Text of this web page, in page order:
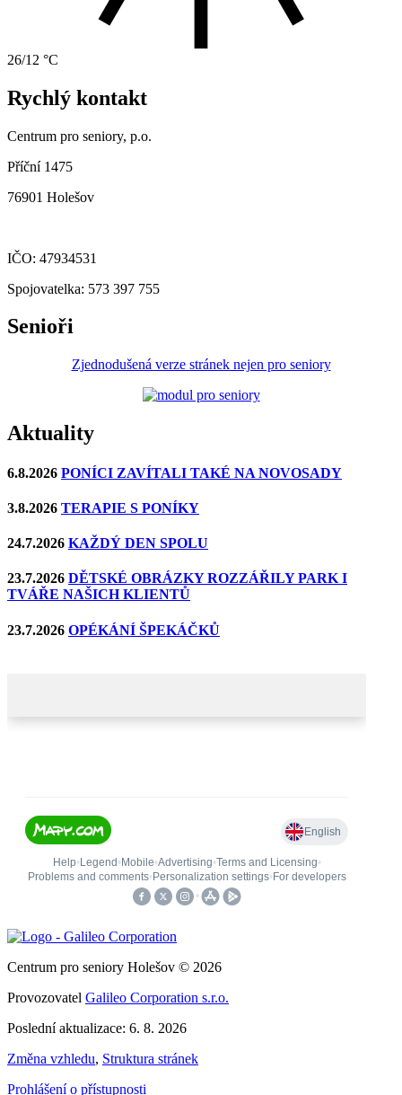
26/12 °C
Rychlý kontakt
Centrum pro seniory, p.o.
Příční 1475
76901 Holešov
IČO: 47934531
Spojovatelka: 573 397 755
Senioři
Zjednodušená verze stránek nejen pro seniory
Aktuality
6.8.2026 PONÍCI ZAVÍTALI TAKÉ NA NOVOSADY
3.8.2026 TERAPIE S PONÍKY
24.7.2026 KAŽDÝ DEN SPOLU
23.7.2026 DĚTSKÉ OBRÁZKY ROZZÁŘILY PARK I
TVÁŘE NAŠICH KLIENTŮ
23.7.2026 OPÉKÁNÍ ŠPEKÁČKŮ
Centrum pro seniory Holešov © 2026
Provozovatel Galileo Corporation s.r.o.
Poslední aktualizace: 6. 8. 2026
Změna vzhledu, Struktura stránek
Prohlášení o přístupnosti